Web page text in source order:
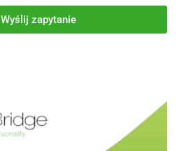
Wyślij zapytanie